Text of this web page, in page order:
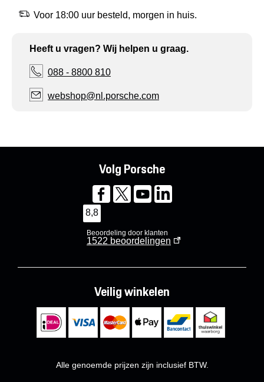
Voor 18:00 uur besteld, morgen in huis.
Heeft u vragen? Wij helpen u graag.
088 - 8800 810
webshop@nl.porsche.com
Volg Porsche
8,8
Beoordeling door klanten
1522 beoordelingen
Veilig winkelen
Alle genoemde prijzen zijn inclusief BTW.